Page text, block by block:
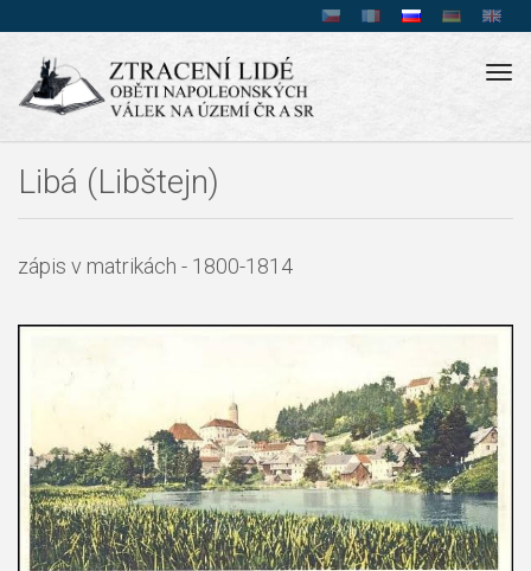
Libá (Libštejn)
zápis v matrikách - 1800-1814